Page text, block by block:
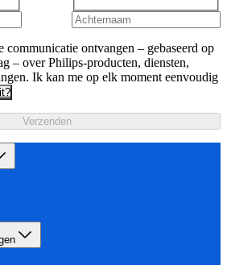
ontvangen – gebaseerd op
– over Philips-producten, diensten,
Ik kan me op elk moment eenvoudig
Verzenden